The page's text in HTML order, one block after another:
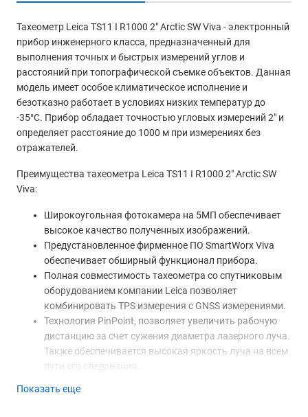
Тахеометр Leica TS11 I R1000 2" Arctic SW Viva - электронный
прибор инженерного класса, предназначенный для
выполнения точных и быстрых измерений углов и
расстояний при топографической съемке объектов. Данная
модель имеет особое климатическое исполнение и
безотказно работает в условиях низких температур до
-35°C. Прибор обладает точностью угловых измерений 2" и
определяет расстояние до 1000 м при измерениях без
отражателей.
Преимущества тахеометра Leica TS11 I R1000 2" Arctic SW
Viva:
Широкоугольная фотокамера на 5МП обеспечивает
высокое качество полученных изображений.
Предустановленное фирменное ПО SmartWorx Viva
обеспечивает обширный функционал прибора.
Полная совместимость тахеометра со спутниковым
оборудованием компании Leica позволяет
комбинировать TPS измерения с GNSS измерениями.
Технология PinPoint, позволяет увеличить рабочую
дистанцию за счет сужения диаметра лазерного луча.
Также обеспечивается высокая яркость луча на всем
пути его следования.
состоящий из функциональной и буквенно-
Показать еще